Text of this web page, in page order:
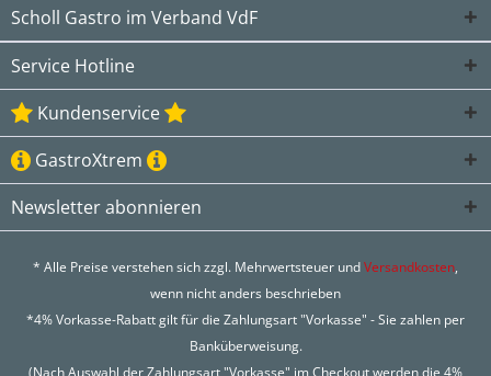
Scholl Gastro im Verband VdF
Service Hotline
Kundenservice
GastroXtrem
Newsletter abonnieren
* Alle Preise verstehen sich zzgl. Mehrwertsteuer undVersandkosten,
wenn nicht anders beschrieben
*4% Vorkasse-Rabatt gilt für die Zahlungsart "Vorkasse" - Sie zahlen per
Banküberweisung.
(Nach Auswahl der Zahlungsart "Vorkasse" im Checkout werden die 4%